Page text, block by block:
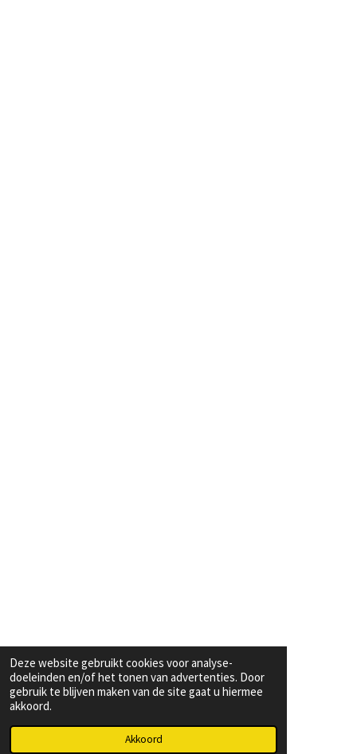
Deze website gebruikt cookies voor analyse-
doeleinden en/of het tonen van advertenties. Door
gebruik te blijven maken van de site gaat u hiermee
akkoord.
Akkoord